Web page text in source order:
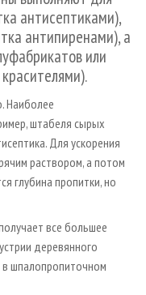
антисептиками),
антипиренами), а
или
Наиболее
штабеля сырых
Для ускорения
раствором, а потом
глубина пропитки, но
все большее
деревянного
шпалопропиточном